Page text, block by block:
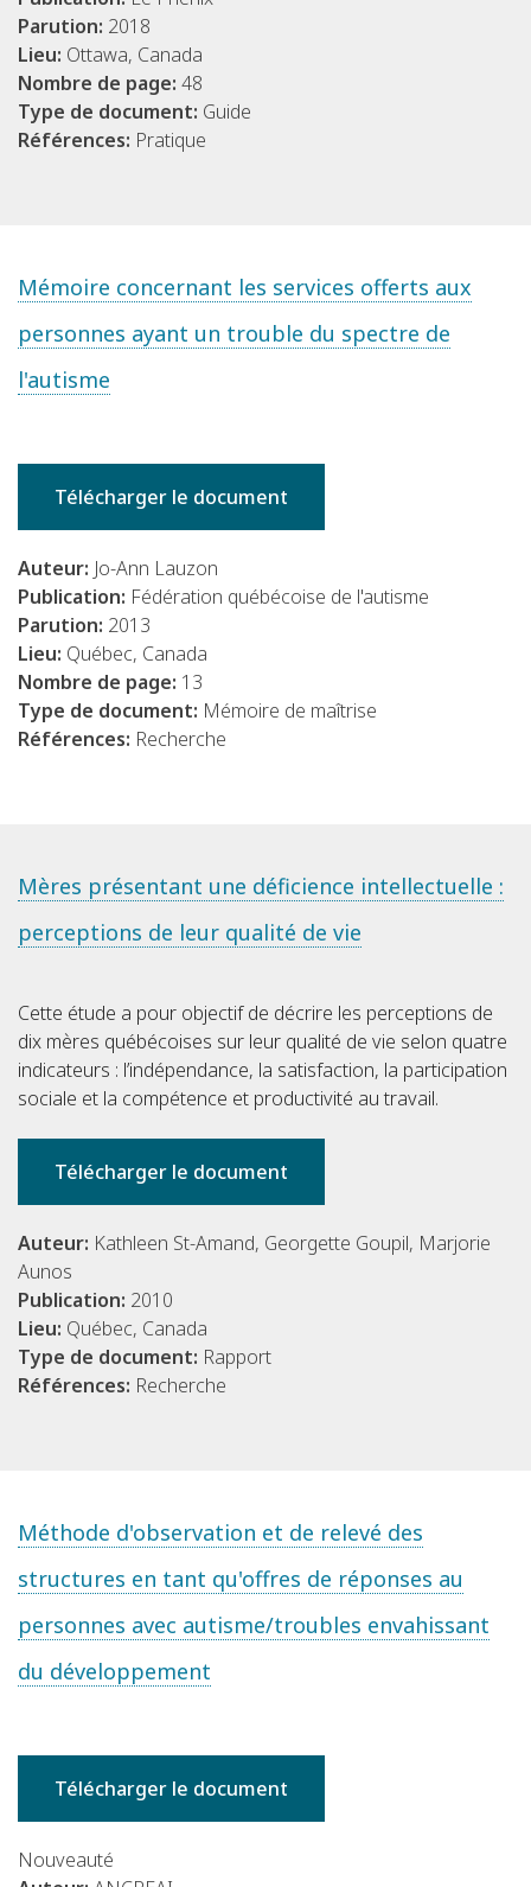
Parution: 2018
Lieu: Ottawa, Canada
Nombre de page: 48
Type de document: Guide
Références: Pratique
Mémoire concernant les services offerts aux
personnes ayant un trouble du spectre de
l'autisme
Télécharger le document
Auteur: Jo-Ann Lauzon
Publication: Fédération québécoise de l'autisme
Parution: 2013
Lieu: Québec, Canada
Nombre de page: 13
Type de document: Mémoire de maîtrise
Références: Recherche
Mères présentant une déficience intellectuelle :
perceptions de leur qualité de vie
Cette étude a pour objectif de décrire les perceptions de
dix mères québécoises sur leur qualité de vie selon quatre
indicateurs : l’indépendance, la satisfaction, la participation
sociale et la compétence et productivité au travail.
Télécharger le document
Auteur: Kathleen St-Amand, Georgette Goupil, Marjorie
Aunos
Publication: 2010
Lieu: Québec, Canada
Type de document: Rapport
Références: Recherche
Méthode d'observation et de relevé des
structures en tant qu'offres de réponses au
personnes avec autisme/troubles envahissant
du développement
Télécharger le document
Nouveauté